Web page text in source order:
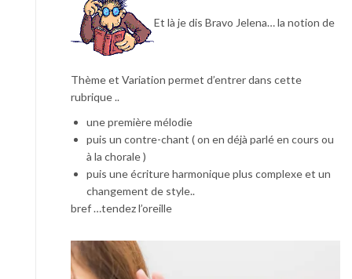
Et là je dis Bravo Jelena… la notion de
Thème et Variation permet d’entrer dans cette
rubrique ..
une première mélodie
puis un contre-chant ( on en déjà parlé en cours ou
à la chorale )
puis une écriture harmonique plus complexe et un
changement de style..
bref …tendez l’oreille